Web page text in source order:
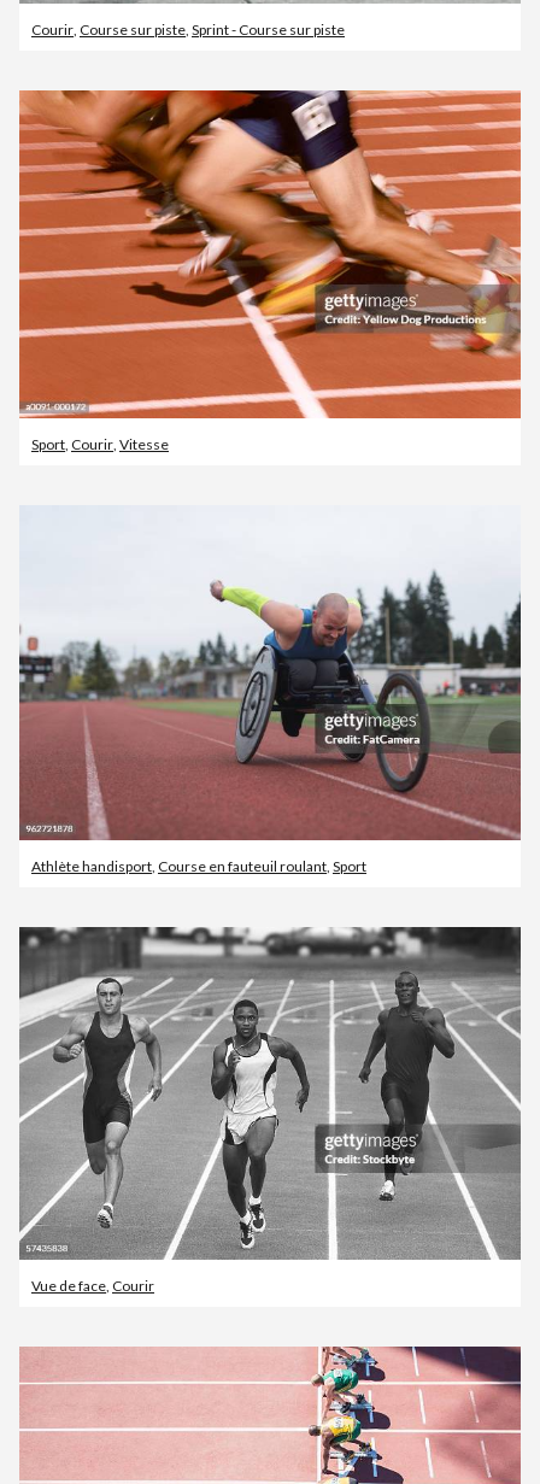
Courir Course sur piste Sprint - Course sur piste
Sport, Courir, Vitesse
Athlète handisport Course en fauteuil roulant Sport
Vue de face, Courir